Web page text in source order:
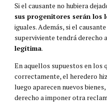
Si el causante no hubiera
sus progenitores serán los
iguales. Además, si el
superviviente tendrá derecho
legítima.
En aquellos supuestos en los
correctamente, el heredero
luego aparecen nuevos
derecho a imponer otra